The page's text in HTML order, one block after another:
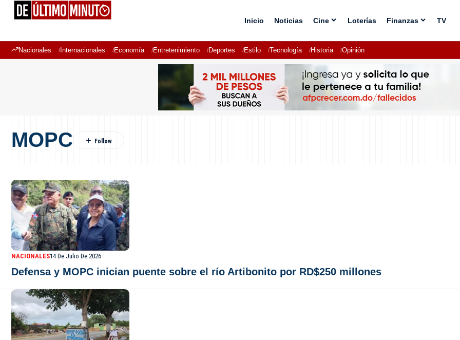
Inicio Noticias Cine Loterías Finanzas TV
Nacionales Internacionales Economía Entretenimiento Deportes Estilo Tecnología Historia Opinión
MOPC
NACIONALES14 De Julio De 2026
Defensa y MOPC inician puente sobre el río Artibonito por RD$250 millones